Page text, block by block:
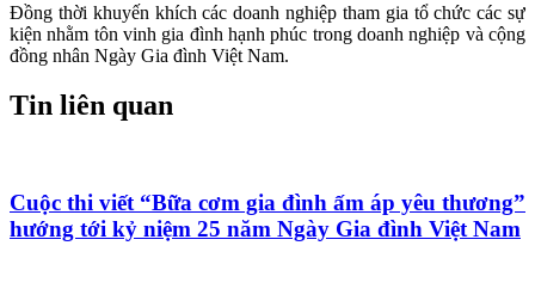
Đồng thời khuyến khích các doanh nghiệp tham gia tổ chức các sự
kiện nhằm tôn vinh gia đình hạnh phúc trong doanh nghiệp và cộng
đồng nhân Ngày Gia đình Việt Nam.
Tin liên quan
Cuộc thi viết “Bữa cơm gia đình ấm áp yêu thương”
hướng tới kỷ niệm 25 năm Ngày Gia đình Việt Nam